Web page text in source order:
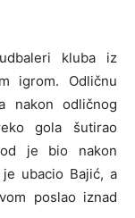
kluba iz
igrom. Odličnu
nakon odličnog
gola šutirao
je bio nakon
ubacio Bajić, a
poslao iznad